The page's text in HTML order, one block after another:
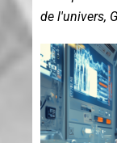
de l'univers,